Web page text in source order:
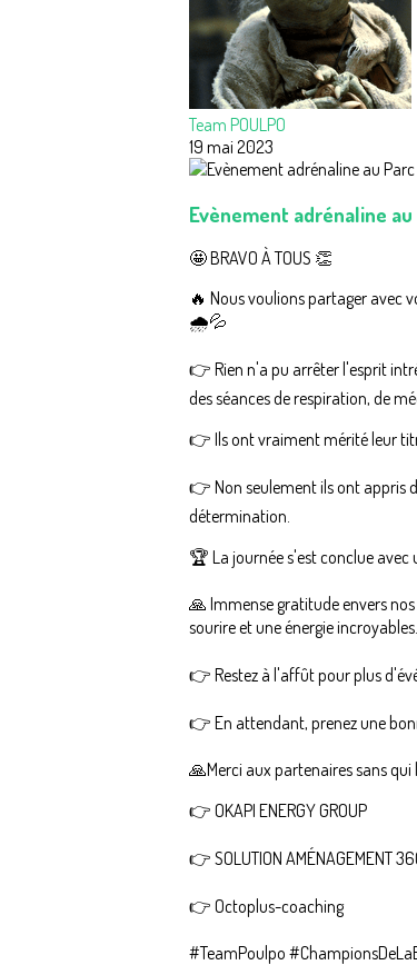
Team POULPO
19 mai 2023
Evènement adrénaline
🤩 BRAVO À TOUS 👏
🔥 Nous voulions partager avec
🌧️💦
👉 Rien n'a pu arrêter l'esprit
des séances de respiration, de
👉 Ils ont vraiment mérité leur
👉 Non seulement ils ont appris
détermination.
🏆 La journée s'est conclue
🙏 Immense gratitude envers
sourire et une énergie
👉 Restez à l'affût pour plus
👉 En attendant, prenez une
🙏Merci aux partenaires sans qui
👉 OKAPI ENERGY GROUP
👉 SOLUTION AMÉNAGEMENT
👉 Octoplus-coaching
#TeamPoulpo